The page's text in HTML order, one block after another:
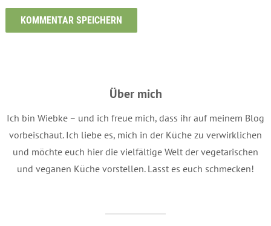
Über mich
Ich bin Wiebke – und ich freue mich, dass ihr auf meinem Blog
vorbeischaut. Ich liebe es, mich in der Küche zu verwirklichen
und möchte euch hier die vielfältige Welt der vegetarischen
und veganen Küche vorstellen. Lasst es euch schmecken!